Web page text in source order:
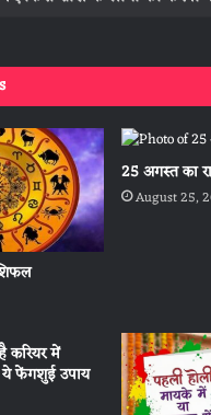
25 अगस्त का
August 25,
करियर में
फेंगशुई उपाय